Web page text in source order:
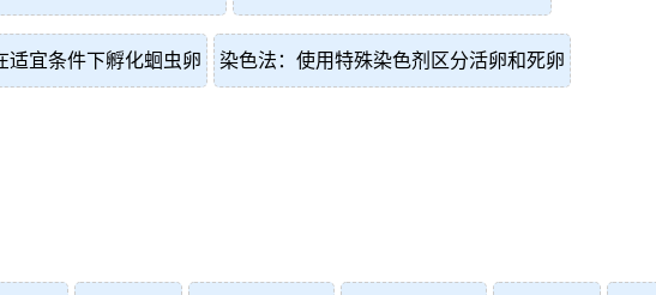
适宜条件下孵化蛔虫卵 染色法：使用特殊染色剂区分活卵和死卵